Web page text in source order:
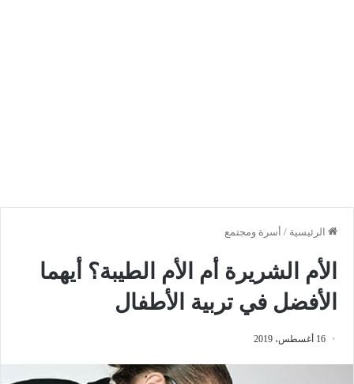
الرئيسية / أسرة ومجتمع
الأم الشريرة أم الأم الطيبة؟ أيهما
الأفضل في تربية الأطفال
16 أغسطس، 2019